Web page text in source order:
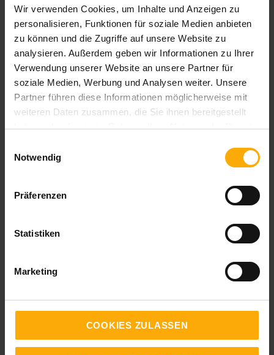
Wir verwenden Cookies, um Inhalte und Anzeigen zu
personalisieren, Funktionen für soziale Medien anbieten
zu können und die Zugriffe auf unsere Website zu
analysieren. Außerdem geben wir Informationen zu Ihrer
Verwendung unserer Website an unsere Partner für
soziale Medien, Werbung und Analysen weiter. Unsere
Partner führen diese Informationen möglicherweise mit
weiteren Daten zusammen, die Sie ihnen bereitgestellt
haben oder die sie im Rahmen Ihrer Nutzung der Dienste
Notwendig
Präferenzen
Statistiken
Marketing
COOKIES ZULASSEN
Um mit Ihnen zu kommunizieren und die
gewünschten Inhalte bereitzustellen, müssen
wir Ihre persönlichen Daten speichern und
LANGEundPFLANZ erstellt hilfreichen
Content für Mitarbeiter in Unternehmen um mit
ihrer Arbeit in Marketing, Vertrieb und Service
Produkte und Dienstleistungen zu
Informationen zum Abbestellen sowie unsere
Verpflichtung zum Schutz Ihrer Privatsphäre
finden Sie in unseren